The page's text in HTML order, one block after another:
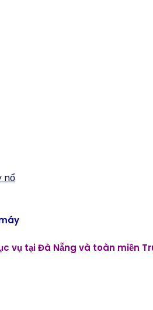
vụ tại Đà Nẵng và toàn miền